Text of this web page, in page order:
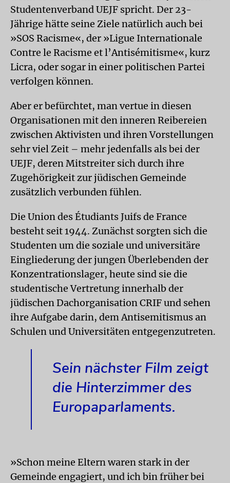
Studentenverband UEJF spricht. Der 23-
Jährige hätte seine Ziele natürlich auch bei
»SOS Racisme«, der »Ligue Internationale
Contre le Racisme et l’Anti­sémitisme«, kurz
Licra, oder sogar in einer politischen Partei
verfolgen können.
Aber er befürchtet, man vertue in diesen
Organisationen mit den inneren Reibereien
zwischen Aktivisten und ihren Vorstellungen
sehr viel Zeit – mehr jedenfalls als bei der
UEJF, deren Mitstreiter sich durch ihre
Zugehörigkeit zur jüdischen Gemeinde
zusätzlich verbunden fühlen.
Die Union des Étudiants Juifs de France
besteht seit 1944. Zunächst sorgten sich die
Studenten um die soziale und universitäre
Eingliederung der jungen Überlebenden der
Konzentrationslager, heute sind sie die
studentische Vertretung innerhalb der
jüdischen Dachorganisation CRIF und sehen
ihre Aufgabe darin, dem Antisemitismus an
Schulen und Universitäten entgegenzutreten.
Sein nächster Film zeigt
die Hinterzimmer des
Europaparlaments.
»Schon meine El­tern waren stark in der
Gemeinde engagiert, und ich bin früher bei